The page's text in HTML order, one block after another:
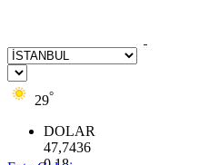
29°
DOLAR
47,7436